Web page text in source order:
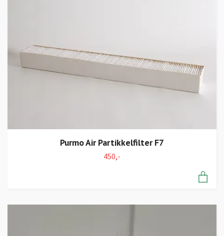
Purmo Air Partikkelfilter F7
450,-